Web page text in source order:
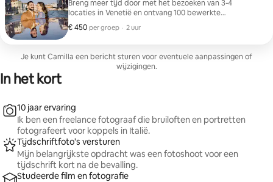
Breng meer tijd door met het bezoeken van 3-4
locaties in Venetië en ontvang 100 bewerkte
afbeeldingen. Je krijgt tijdens de hele sessie
begeleiding bij het poseren.
€ 450 per groep
€ 450 per groep
, · 2 uur
Je kunt Camilla een bericht sturen voor eventuele aanpassingen of
wijzigingen.
In het kort
10 jaar ervaring
Ik ben een freelance fotograaf die bruiloften en portretten
fotografeert voor koppels in Italië.
Tijdschriftfoto's versturen
Mijn belangrijkste opdracht was een fotoshoot voor een
tijdschrift kort na de bevalling.
Studeerde film en fotografie